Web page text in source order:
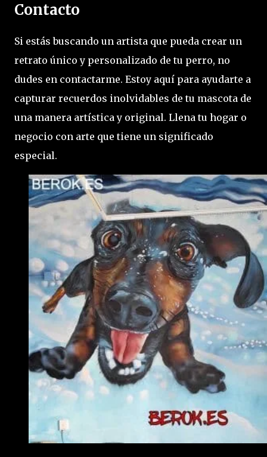
Contacto
Si estás buscando un artista que pueda crear un
retrato único y personalizado de tu perro, no
dudes en contactarme. Estoy aquí para ayudarte a
capturar recuerdos inolvidables de tu mascota de
una manera artística y original. Llena tu hogar o
negocio con arte que tiene un significado
especial.